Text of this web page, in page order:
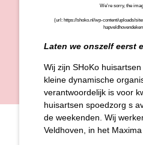
Laten we onszelf eerst
Wij zijn SHoKo
kleine dynamische
verantwoordelijk is voor
huisartsen spoedzorg s
de weekenden. Wij
Veldhoven, in het